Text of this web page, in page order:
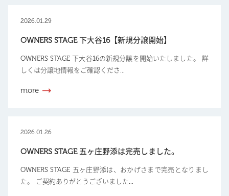
2026.01.29
OWNERS STAGE 下大谷16【新規分譲開始】
OWNERS STAGE 下大谷16の新規分譲を開始いたしました。 詳
しくは分譲地情報をご確認くださ...
more
2026.01.26
OWNERS STAGE 五ヶ庄野添は完売しました。
OWNERS STAGE 五ヶ庄野添は、おかげさまで完売となりまし
た。 ご契約ありがとうございました...